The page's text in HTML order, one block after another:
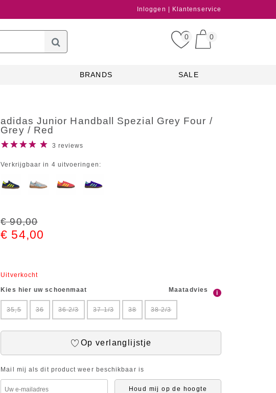
Inloggen Klantenservice
0 0
BRANDS SALE
adidas Junior Handball Spezial Grey Four /
Grey / Red
3 reviews
Verkrijgbaar in 4 uitvoeringen:
€ 90,00
€ 54,00
Uitverkocht
Kies hier uw schoenmaat Maatadvies i
35,5 36 36 2/3 37 1/3 38 38 2/3
Op verlanglijstje
Mail mij als dit product weer beschikbaar is
Houd mij op de hoogte